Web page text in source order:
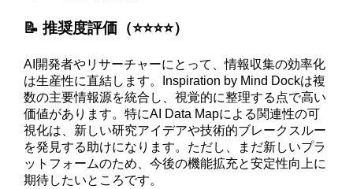
📝 推奨度評価（⭐️⭐️⭐️⭐️）
AI開発者やリサーチャーにとって、情報収集の効率化
は生産性に直結します。Inspiration by Mind Dockは複
数の主要情報源を統合し、視覚的に整理する点で高い
価値があります。特にAI Data Mapによる関連性の可
視化は、新しい研究アイデアや技術的ブレークスルー
を発見する助けになります。ただし、まだ新しいプラ
ットフォームのため、今後の機能拡充と安定性向上に
期待したいところです。